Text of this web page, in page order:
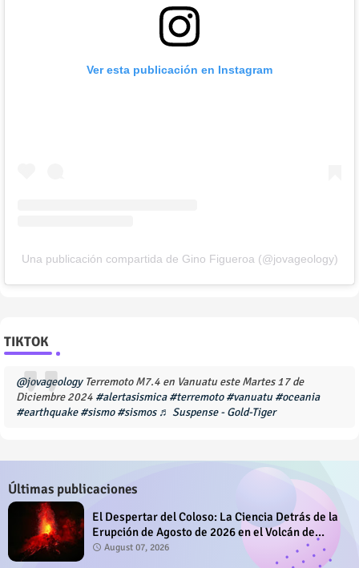
Ver esta publicación en Instagram
Una publicación compartida de Gino Figueroa (@jovageology)
TIKTOK
@jovageologyTerremoto M7.4 en Vanuatu este Martes 17 de
Diciembre 2024 #alertasismica #terremoto #vanuatu #oceania
#earthquake #sismo #sismos ♬ Suspense - Gold-Tiger
Últimas publicaciones
El Despertar del Coloso: La Ciencia Detrás de la
Erupción de Agosto de 2026 en el Volcán de
Fuego
August 07, 2026